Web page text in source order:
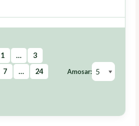
1 …
3
7 …
24
Amosar: